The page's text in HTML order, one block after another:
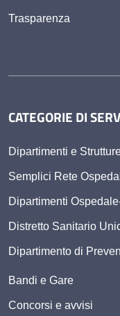
Trasparenza
CATEGORIE DI
Dipartimenti e
Semplici Rete
Dipartimenti
Distretto Sanitario
Dipartimento di
Bandi e Gare
Concorsi e avvisi